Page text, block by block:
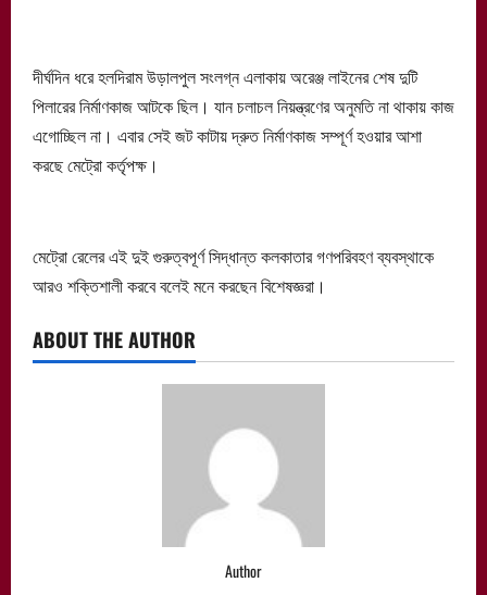
দীর্ঘদিন ধরে হলদিরাম উড়ালপুল সংলগ্ন এলাকায় অরেঞ্জ লাইনের শেষ দুটি
পিলারের নির্মাণকাজ আটকে ছিল। যান চলাচল নিয়ন্ত্রণের অনুমতি না থাকায় কাজ
এগোচ্ছিল না। এবার সেই জট কাটায় দ্রুত নির্মাণকাজ সম্পূর্ণ হওয়ার আশা
করছে মেট্রো কর্তৃপক্ষ।
মেট্রো রেলের এই দুই গুরুত্বপূর্ণ সিদ্ধান্ত কলকাতার গণপরিবহণ ব্যবস্থাকে
আরও শক্তিশালী করবে বলেই মনে করছেন বিশেষজ্ঞরা।
ABOUT THE AUTHOR
Author